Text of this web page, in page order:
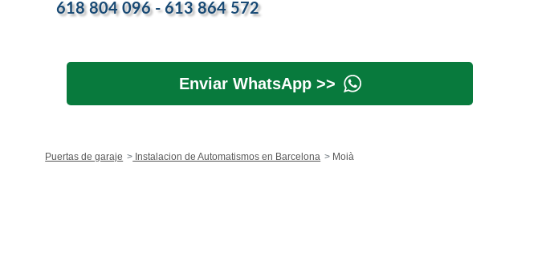
618 804 096 - 613 864 572
Enviar WhatsApp >>
Puertas de garaje Instalacion de Automatismos en Barcelona Moià